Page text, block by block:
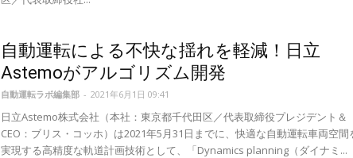
自動運転による不快な揺れを軽減！日立
Astemoがアルゴリズム開発
自動運転ラボ編集部 - 2021年6月1日 09:41
日立Astemo株式会社（本社：東京都千代田区／代表取締役プレジデント＆
CEO：ブリス・コッホ）は2021年5月31日までに、快適な自動運転車両空間
実現する高精度な軌道計画技術として、「Dynamics planning（ダイナミ...